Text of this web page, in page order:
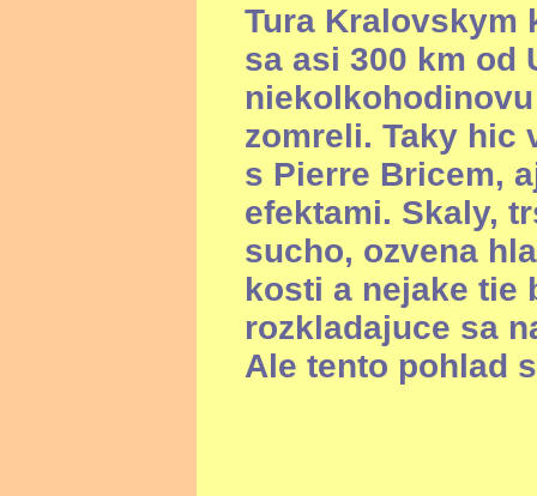
Tura Kralovskym
sa asi 300 km od
zomreli. Taky hic
s Pierre Bricem,
efektami. Skaly,
sucho, ozvena
kosti a nejake tie
rozkladajuce sa
Ale tento pohlad